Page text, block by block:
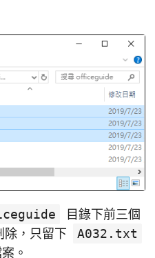
目錄下前三個
除，只留下
A032.txt
。